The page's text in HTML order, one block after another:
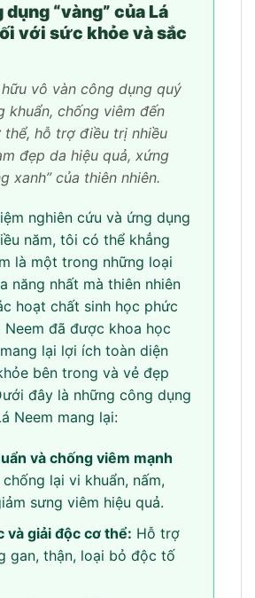
dụng “vàng” của Lá
với sức khỏe và sắc
vô vàn công dụng quý
khuẩn, chống viêm đến
thể, hỗ trợ điều trị nhiều
đẹp da hiệu quả, xứng
xanh” của thiên nhiên.
nghiên cứu và ứng dụng
năm, tôi có thể khẳng
là một trong những loại
năng nhất mà thiên nhiên
hoạt chất sinh học phức
đã được khoa học
lại lợi ích toàn diện
bên trong và vẻ đẹp
đây là những công dụng
Neem mang lại:
và chống viêm mạnh
chống lại vi khuẩn, nấm,
sưng viêm hiệu quả.
và giải độc cơ thể: Hỗ trợ
gan, thận, loại bỏ độc tố